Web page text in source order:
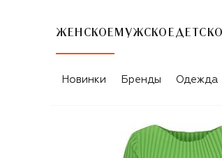
ЖЕНСКОЕ МУЖСКОЕ
Новинки Бренды Одежда